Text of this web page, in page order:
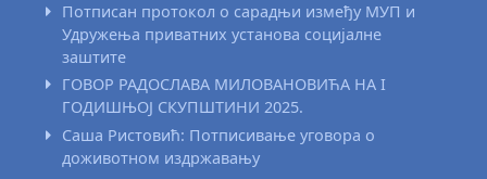
Потписан протокол о сарадњи између МУП и
Удружења приватних установа социјалне
заштите
ГОВОР РАДОСЛАВА МИЛОВАНОВИЋА НА I
ГОДИШЊОЈ СКУПШТИНИ 2025.
Саша Ристовић: Потписивање уговора о
доживотном издржавању